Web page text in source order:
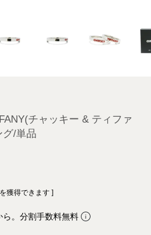
チャッキー & ティファ
グ/単品
獲得できます ]
ら。分割手数料無料